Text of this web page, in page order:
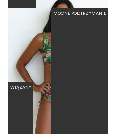
MOCNE PODTRZYMANIE
WIĄZANY